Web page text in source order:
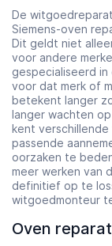
De
Siemens-oven
Dit geldt niet
voor andere
gespecialiseerd
voor dat merk of
betekent langer
langer wachten
kent
passende
oorzaken te
meer werken van
definitief op te
witgoedmonteur
Oven